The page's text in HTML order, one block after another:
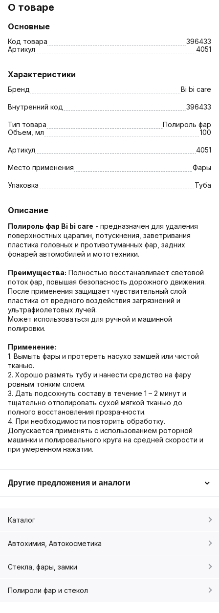
О товаре
Основные
Код товара
396433
Артикул
4051
Характеристики
Бренд Bi bi care
Внутренний код 396433
Тип товара
Полироль фар
Объем, мл
100
Артикул 4051
Место применения Фары
Упаковка Туба
Описание
Полироль фар Bi bi care - предназначен для удаления
поверхностных царапин, потускнения, заветривания
пластика головных и противотуманных фар, задних
фонарей автомобилей и мототехники.
Преимущества: Полностью восстанавливает световой
поток фар, повышая безопасность дорожного движения.
После применения защищает чувствительный слой
пластика от вредного воздействия загрязнений и
ультрафиолетовых лучей.
Может использоваться для ручной и машинной
полировки.
Применение:
1. Вымыть фары и протереть насухо замшей или чистой
тканью.
2. Хорошо размять тубу и нанести средство на фару
ровным тонким слоем.
3. Дать подсохнуть составу в течение 1 – 2 минут и
тщательно отполировать сухой мягкой тканью до
полного восстановления прозрачности.
4. При необходимости повторить обработку.
Допускается применять с использованием роторной
машинки и полировального круга на средней скорости и
при умеренном нажатии.
Другие предложения и аналоги
Каталог
Автохимия, Автокосметика
Стекла, фары, замки
Полироли фар и стекол